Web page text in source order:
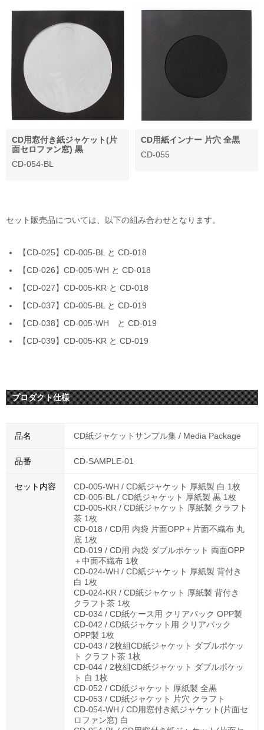
CD用窓付き紙ジャケット(片
面セロファン窓) 黒
CD-054-BL
CD用紙インナー 片穴 全黒
CD-055
セット販売品については、以下の組み合わせとなります。
【CD-025】CD-005-BL と CD-018
【CD-026】CD-005-WH と CD-018
【CD-027】CD-005-KR と CD-018
【CD-037】CD-005-BL と CD-019
【CD-038】CD-005-WH と CD-019
【CD-039】CD-005-KR と CD-019
プロダクト仕様
品名 CD紙ジャケットサンプル集 / Media Package
品番 CD-SAMPLE-01
セット内容
CD-005-WH / CD紙ジャケット 厚紙製 白 1枚
CD-005-BL / CD紙ジャケット 厚紙製 黒 1枚
CD-005-KR / CD紙ジャケット 厚紙製 クラフト
茶 1枚
CD-018 / CD用 内袋 片面OPP＋片面不織布 丸
底 1枚
CD-019 / CD用 内袋 ダブルポケット 両面OPP
＋中面不織布 1枚
CD-024-WH / CD紙ジャケット 厚紙製 背付き
白 1枚
CD-024-KR / CD紙ジャケット 厚紙製 背付き
クラフト茶 1枚
CD-034 / CD紙ケース用 クリアパック OPP製
CD-042 / CD紙ジャケット用 クリアパック
OPP製 1枚
CD-043 / 2枚組CD紙ジャケット ダブルポケッ
ト クラフト茶 1枚
CD-044 / 2枚組CD紙ジャケット ダブルポケッ
ト 白 1枚
CD-052 / CD紙ジャケット 厚紙製 全黒
CD-053 / CD紙ジャケット 片穴 クラフト
CD-054-WH / CD用窓付き紙ジャケット(片面セ
ロファン窓) 白